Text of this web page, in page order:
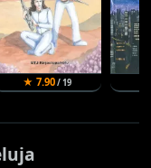
★ 7.90/ 19